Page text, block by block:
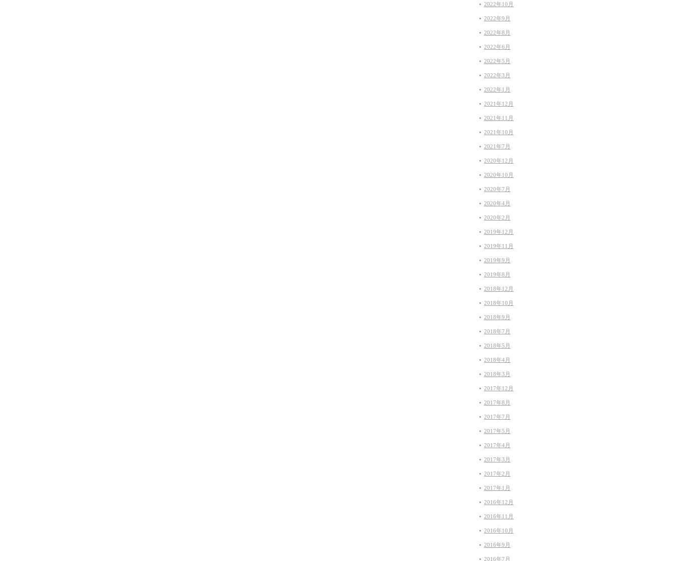
2022年10月
2022年9月
2022年8月
2022年6月
2022年5月
2022年3月
2022年1月
2021年12月
2021年11月
2021年10月
2021年7月
2020年12月
2020年10月
2020年7月
2020年4月
2020年2月
2019年12月
2019年11月
2019年9月
2019年8月
2018年12月
2018年10月
2018年9月
2018年7月
2018年5月
2018年4月
2018年3月
2017年12月
2017年8月
2017年7月
2017年5月
2017年4月
2017年3月
2017年2月
2017年1月
2016年12月
2016年11月
2016年10月
2016年9月
2016年7月